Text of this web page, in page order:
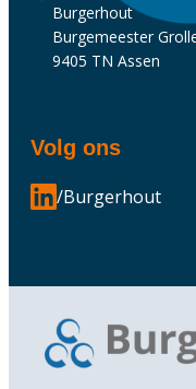
Burgerhout
Burgemeester
9405 TN Assen
Volg ons
/Burgerhout